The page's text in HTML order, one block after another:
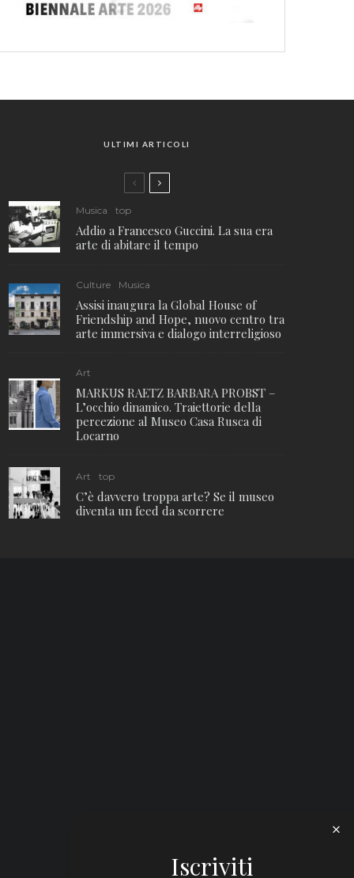
ULTIMI ARTICOLI
Musica top
Addio a Francesco Guccini. La sua era
arte di abitare il tempo
Culture Musica
Assisi inaugura la Global House of
Friendship and Hope, nuovo centro tra
arte immersiva e dialogo interreligioso
Art
MARKUS RAETZ BARBARA PROBST –
L’occhio dinamico. Traiettorie della
percezione al Museo Casa Rusca di
Locarno
Art top
C’è davvero troppa arte? Se il museo
diventa un feed da scorrere
Iscriviti